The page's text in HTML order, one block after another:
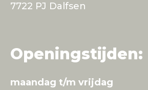
7722 PJ Dalfsen
Openingstijden:
maandag t/m vrijdag